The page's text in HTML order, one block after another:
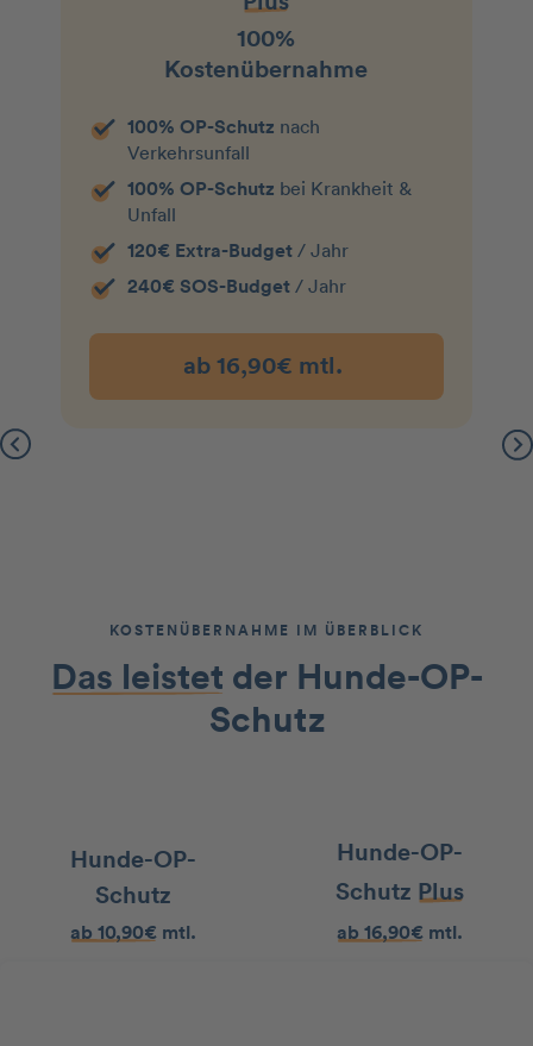
100%
Kostenübernahme
100% OP-Schutz nach
Verkehrsunfall
100% OP-Schutz bei Krankheit &
Unfall
120€ Extra-Budget / Jahr
240€ SOS-Budget/ Jahr
ab 16,90€ mtl.
Slide 2 of 2.
KOSTENÜBERNAHME IM ÜBERBLICK
Das leistet der Hunde-OP-
Schutz
Hunde-OP-
Schutz
ab 10,90€ mtl.
Hunde-OP-
Schutz Plus
ab 16,90€ mtl.